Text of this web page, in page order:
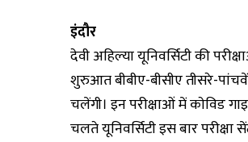
इंदौर
देवी अहिल्या यूनिवर्सिटी की
शुरुआत बीबीए-बीसीए तीसरे-पांचवें
चलेंगी। इन परीक्षाओं में काेविड
चलते यूनिवर्सिटी इस बार परीक्षा